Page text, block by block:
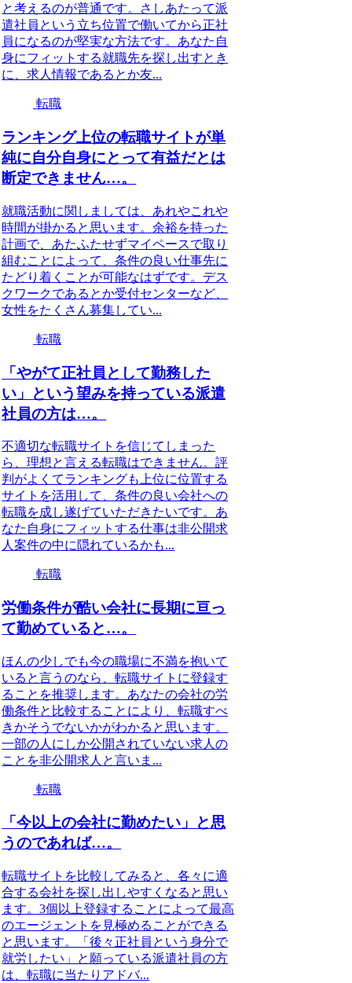
と考えるのが普通です。さしあたって派
遣社員という立ち位置で働いてから正社
員になるのが堅実な方法です。あなた自
身にフィットする就職先を探し出すとき
に、求人情報であるとか友...
転職
ランキング上位の転職サイトが単
純に自分自身にとって有益だとは
断定できません…。
就職活動に関しましては、あれやこれや
時間が掛かると思います。余裕を持った
計画で、あたふたせずマイペースで取り
組むことによって、条件の良い仕事先に
たどり着くことが可能なはずです。デス
クワークであるとか受付センターなど、
女性をたくさん募集してい...
転職
「やがて正社員として勤務した
い」という望みを持っている派遣
社員の方は…。
不適切な転職サイトを信じてしまった
ら、理想と言える転職はできません。評
判がよくてランキングも上位に位置する
サイトを活用して、条件の良い会社への
転職を成し遂げていただきたいです。あ
なた自身にフィットする仕事は非公開求
人案件の中に隠れているかも...
転職
労働条件が酷い会社に長期に亘っ
て勤めていると…。
ほんの少しでも今の職場に不満を抱いて
いると言うのなら、転職サイトに登録す
ることを推奨します。あなたの会社の労
働条件と比較することにより、転職すべ
きかそうでないかがわかると思います。
一部の人にしか公開されていない求人の
ことを非公開求人と言いま...
転職
「今以上の会社に勤めたい」と思
うのであれば…。
転職サイトを比較してみると、各々に適
合する会社を探し出しやすくなると思い
ます。3個以上登録することによって最高
のエージェントを見極めることができる
と思います。「後々正社員という身分で
就労したい」と願っている派遣社員の方
は、転職に当たりアドバ...